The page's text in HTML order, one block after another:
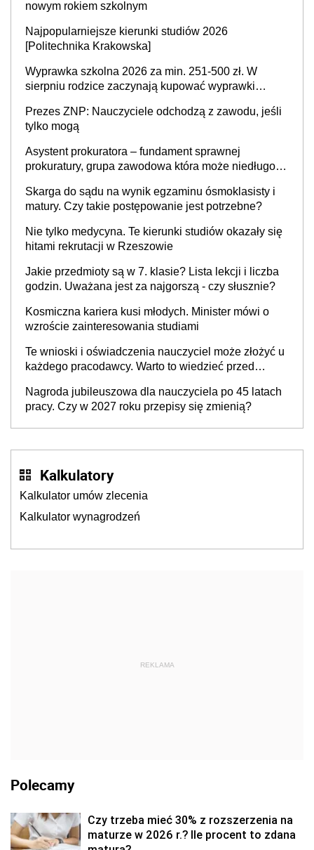
nowym rokiem szkolnym
Najpopularniejsze kierunki studiów 2026
[Politechnika Krakowska]
Wyprawka szkolna 2026 za min. 251-500 zł. W
sierpniu rodzice zaczynają kupować wyprawki
ponad 1 tys. zł
Prezes ZNP: Nauczyciele odchodzą z zawodu, jeśli
tylko mogą
Asystent prokuratora – fundament sprawnej
prokuratury, grupa zawodowa która może niedługo
Skarga do sądu na wynik egzaminu ósmoklasisty i
matury. Czy takie postępowanie jest potrzebne?
Nie tylko medycyna. Te kierunki studiów okazały się
hitami rekrutacji w Rzeszowie
Jakie przedmioty są w 7. klasie? Lista lekcji i liczba
godzin. Uważana jest za najgorszą - czy słusznie?
Kosmiczna kariera kusi młodych. Minister mówi o
wzroście zainteresowania studiami
Te wnioski i oświadczenia nauczyciel może złożyć u
każdego pracodawcy. Warto to wiedzieć przed
Nagroda jubileuszowa dla nauczyciela po 45 latach
pracy. Czy w 2027 roku przepisy się zmienią?
Kalkulatory
Kalkulator umów zlecenia
Kalkulator wynagrodzeń
REKLAMA
Polecamy
Czy trzeba mieć 30% z rozszerzenia na
maturze w 2026 r.? Ile procent to zdana